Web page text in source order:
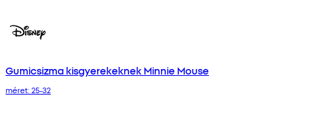
Gumicsizma kisgyerekeknek Minnie Mouse
méret: 25-32